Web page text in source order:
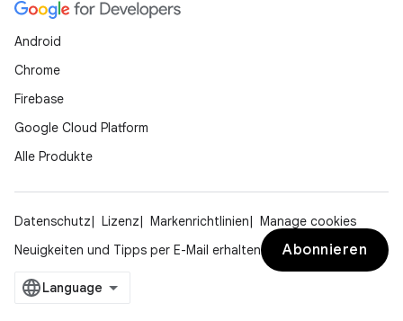
Android
Chrome
Firebase
Google Cloud Platform
Alle Produkte
Datenschutz Lizenz Markenrichtlinien
Manage cookies
Neuigkeiten und Tipps per E-Mail erhalten
Abonnieren